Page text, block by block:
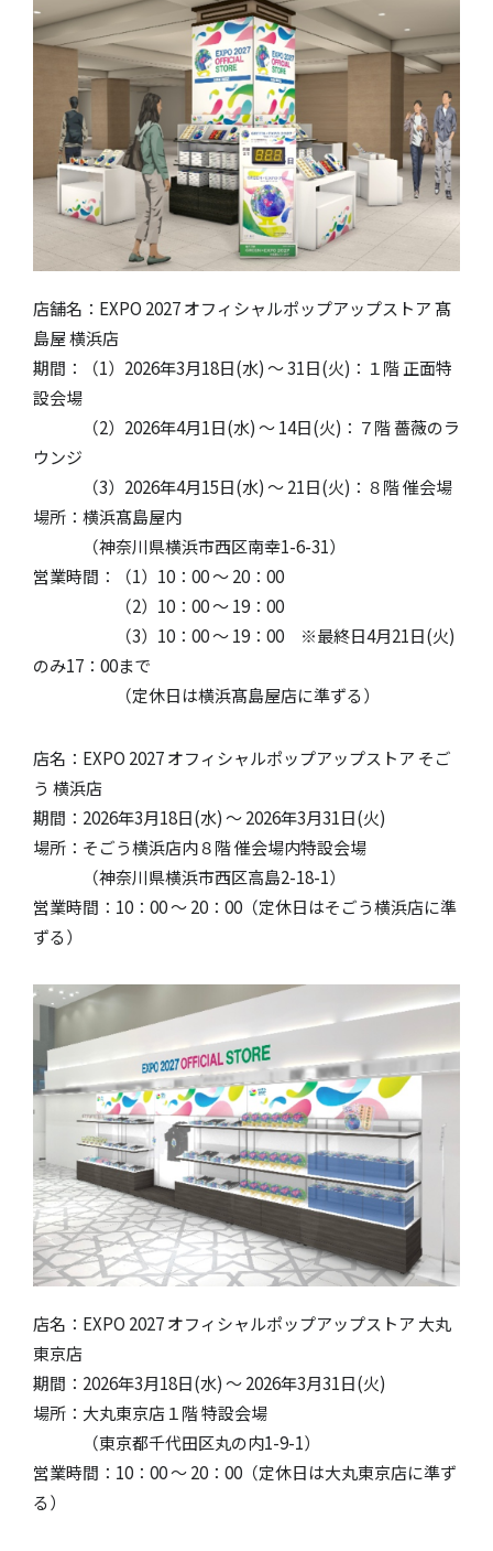
店舗名：EXPO 2027 オフィシャルポップアップストア 髙
島屋 横浜店
期間：（1）2026年3月18日(水) ～ 31日(火)：１階 正面特
設会場
（2）2026年4月1日(水) ～ 14日(火)：７階 薔薇のラ
ウンジ
（3）2026年4月15日(水) ～ 21日(火)：８階 催会場
場所：横浜髙島屋内
（神奈川県横浜市西区南幸1-6-31）
営業時間：（1）10：00 〜 20：00
（2）10：00 〜 19：00
（3）10：00 〜 19：00 ※最終日4月21日(火)
のみ17：00まで
（定休日は横浜髙島屋店に準ずる）
店名：EXPO 2027 オフィシャルポップアップストア そご
う 横浜店
期間：2026年3月18日(水) ～ 2026年3月31日(火)
場所：そごう横浜店内８階 催会場内特設会場
（神奈川県横浜市西区高島2-18-1）
営業時間：10：00 〜 20：00（定休日はそごう横浜店に準
ずる）
店名：EXPO 2027 オフィシャルポップアップストア 大丸
東京店
期間：2026年3月18日(水) ～ 2026年3月31日(火)
場所：大丸東京店１階 特設会場
（東京都千代田区丸の内1-9-1）
営業時間：10：00 〜 20：00（定休日は大丸東京店に準ず
る）